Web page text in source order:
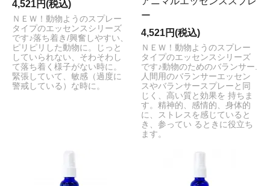
4,521円(税込)
ＮＥＷ！動物ようのスプレー
タイプのエッセンスシリーズ
です♪落ち着き/興奮しやすい、
ピリピリした動物に。じっと
していられない、そわそわし
て落ち着く様子がない時に。
緊張していて、敏感（過度に
警戒している）な時に。
ー
4,521円(税込)
ＮＥＷ！動物ようのスプレー
タイプのエッセンスシリーズ
です♪動物のためのバランサー.
人間用のバランサーエッセン
スやバランサースプレーと同
じく、高い質と効果を 持ちま
す。精神的、感情的、身体的
に、ストレスを感じていると
き、参ってい るときに役立ち
ます。